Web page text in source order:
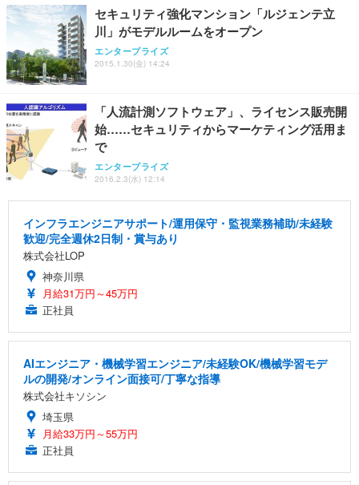
セキュリティ強化マンション「ルジェンテ立
川」がモデルルームをオープン
エンタープライズ
2015.1.30(金) 14:24
「人流計測ソフトウェア」、ライセンス販売開
始……セキュリティからマーケティング活用ま
で
エンタープライズ
2016.2.3(水) 12:14
インフラエンジニアサポート/運用保守・監視業務補助/未経験
歓迎/完全週休2日制・賞与あり
株式会社LOP
神奈川県
月給31万円～45万円
正社員
AIエンジニア・機械学習エンジニア/未経験OK/機械学習モデ
ルの開発/オンライン面接可/丁寧な指導
株式会社キソシン
埼玉県
月給33万円～55万円
正社員